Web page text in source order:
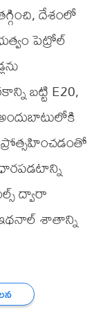
దేశంలో
పెట్రోల్
బట్టి E20,
అందుబాటులోకి
ద్వారా
శాతాన్ని